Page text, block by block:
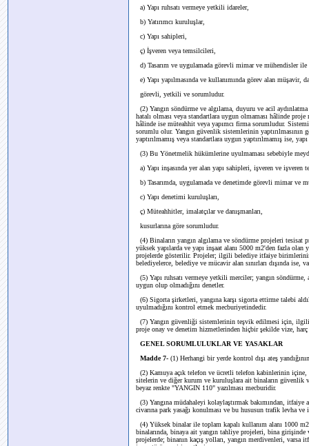
a) Yapı ruhsatı vermeye yetkili idareler,
b) Yatırımcı kuruluşlar,
c) Yapı sahipleri,
ç) İşveren veya temsilcileri,
d) Tasarım ve uygulamada görevli mimar ve mühendisler
e) Yapı yapılmasında ve kullanımında görev alan
görevli, yetkili ve sorumludur.
(2) Yangın söndürme ve algılama, duyuru ve acil
hatalı olması veya standartlara uygun olmaması hâlinde
hâlinde ise müteahhit veya yapımcı firma sorumludur.
sorumlu olur. Yangın güvenlik sistemlerinin
yaptırılmamış veya standartlara uygun yaptırılmamış ise,
(3) Bu Yönetmelik hükümlerine uyulmaması sebebiyle
a) Yapı inşasında yer alan yapı sahipleri, işveren ve işveren
b) Tasarımda, uygulamada ve denetimde görevli mimar ve
c) Yapı denetimi kuruluşları,
ç) Müteahhitler, imalatçılar ve danışmanları,
kusurlarına göre sorumludur.
(4) Binaların yangın algılama ve söndürme projeleri tesisat
yüksek yapılarda ve yapı inşaat alanı 5000 m2'den fazla
projelerde gösterilir. Projeler; ilgili belediye itfaiye birimlerinin
belediyelerce, belediye ve mücavir alan sınırları dışında ise,
(5) Yapı ruhsatı vermeye yetkili merciler; yangın
uygun olup olmadığını denetler.
(6) Sigorta şirketleri, yangına karşı sigorta ettirme talebi
uyulmadığını kontrol etmek mecburiyetindedir.
(7) Yangın güvenliği sistemlerinin teşvik edilmesi için,
proje onay ve denetim hizmetlerinden hiçbir şekilde vize,
GENEL SORUMLULUKLAR VE YASAKLAR
Madde 7- (1) Herhangi bir yerde kontrol dışı ateş
(2) Kamuya açık telefon ve ücretli telefon kabinlerinin içine,
sitelerin ve diğer kurum ve kuruluşlara ait binaların güvenlik
beyaz renkte "YANGIN 110" yazılması mecburidir.
(3) Yangına müdahaleyi kolaylaştırmak bakımından, itfaiye
civarına park yasağı konulması ve bu hususun trafik levha
(4) Yüksek binalar ile toplam kapalı kullanım alanı 1000
binalarında, binaya ait yangın tahliye projeleri, bina
projelerde; binanın kaçış yolları, yangın merdivenleri, varsa